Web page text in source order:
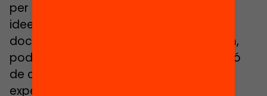
per preparar el curs vinent. Aquestes 15
idees es desenvolupen durant tot el
document, si teniu més temps. Per últim,
podeu ampliar amb calma la informació
de cada proposta connectant amb les
experiències directes, recollides al